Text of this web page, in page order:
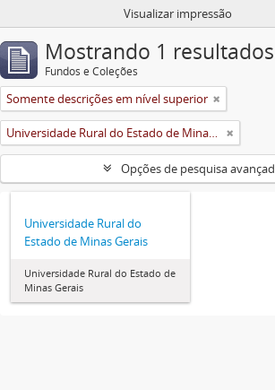
Visualizar impressão
Mostrando 1 resultados
Fundos e Coleções
Somente descrições em nível superior
Universidade Rural do Estado de Minas Gerais (Uremg)
Opções de pesquisa
Universidade Rural do
Estado de Minas Gerais
Universidade Rural do Estado de
Minas Gerais